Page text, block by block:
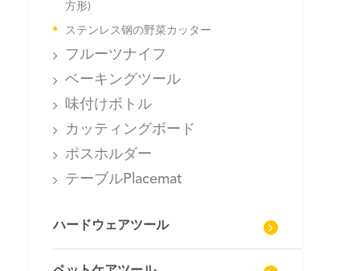
方形)
ステンレス钢の野菜カッター
フルーツナイフ
ベーキングツール
味付けボトル
カッティングボード
ポスホルダー
テーブルPlacemat
ハードウェアツール